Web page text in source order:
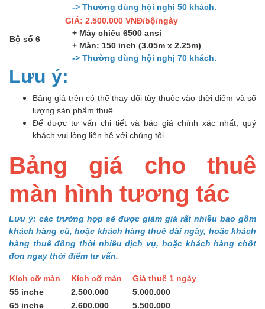
-> Thường dùng hội nghị 50 khách.
Bộ số 6
GIÁ: 2.500.000 VNĐ/bộ/ngày
+ Máy chiếu 6500 ansi
+ Màn: 150 inch (3.05m x 2.25m)
-> Thường dùng hội nghị 70 khách.
Lưu ý:
Bảng giá trên có thể thay đổi tùy thuộc vào thời điểm và số
lượng sản phẩm thuê.
Để được tư vấn chi tiết và báo giá chính xác nhất, quý
khách vui lòng liên hệ với chúng tôi
Bảng giá cho thuê
màn hình tương tác
Lưu ý: các trường hợp sẽ được giảm giá rất nhiều bao gồm
khách hàng cũ, hoặc khách hàng thuê dài ngày, hoặc khách
hàng thuê đồng thời nhiều dịch vụ, hoặc khách hàng chốt
đơn ngay thời điểm tư vấn.
Kích cỡ màn Kích cỡ màn
Giá thuê 1 ngày
55 inche
2.500.000
5.000.000
65 inche
2.600.000
5.500.000